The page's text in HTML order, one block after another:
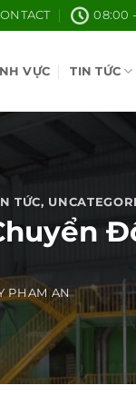
08:00
VỰC TIN TỨC
TỨC,
PHAM AN